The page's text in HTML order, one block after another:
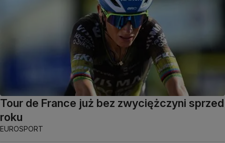
Tour de France już bez zwyciężczyni sprzed
roku
EUROSPORT